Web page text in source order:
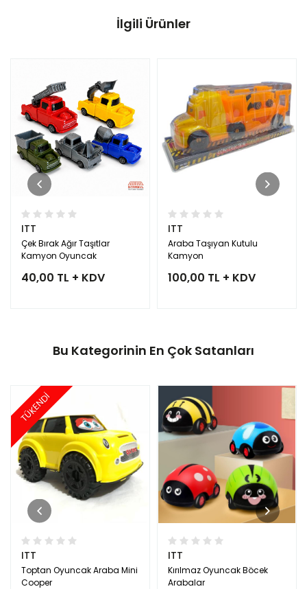
İlgili Ürünler
ITT
Çek Bırak Ağır Taşıtlar
Kamyon Oyuncak
40,00 TL + KDV
ITT
Araba Taşıyan Kutulu
Kamyon
100,00 TL + KDV
Bu Kategorinin En Çok Satanları
TÜKENDİ
ITT
Toptan Oyuncak Araba Mini
Cooper
ITT
Kırılmaz Oyuncak Böcek
Arabalar